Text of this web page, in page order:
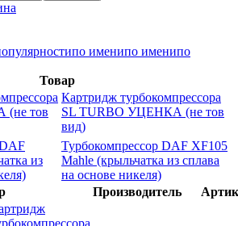
по именипо именипо
Товар
Картридж турбокомпрессора
SL TURBO УЦЕНКА (не тов
вид)
Турбокомпрессор DAF XF105
Mahle (крыльчатка из сплава
на основе никеля)
Производитель